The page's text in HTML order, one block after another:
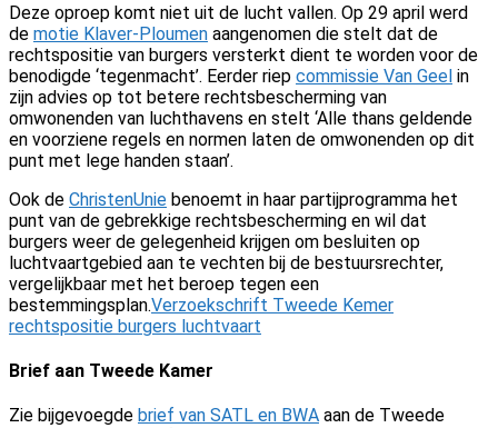
Deze oproep komt niet uit de lucht vallen. Op 29 april werd
de motie Klaver-Ploumen aangenomen die stelt dat de
rechtspositie van burgers versterkt dient te worden voor de
benodigde ‘tegenmacht’. Eerder riep commissie Van Geel in
zijn advies op tot betere rechtsbescherming van
omwonenden van luchthavens en stelt ‘Alle thans geldende
en voorziene regels en normen laten de omwonenden op dit
punt met lege handen staan’.
Ook de ChristenUnie benoemt in haar partijprogramma het
punt van de gebrekkige rechtsbescherming en wil dat
burgers weer de gelegenheid krijgen om besluiten op
luchtvaartgebied aan te vechten bij de bestuursrechter,
vergelijkbaar met het beroep tegen een
bestemmingsplan.Verzoekschrift Tweede Kemer
rechtspositie burgers luchtvaart
Brief aan Tweede Kamer
Zie bijgevoegde brief van SATL en BWA aan de Tweede